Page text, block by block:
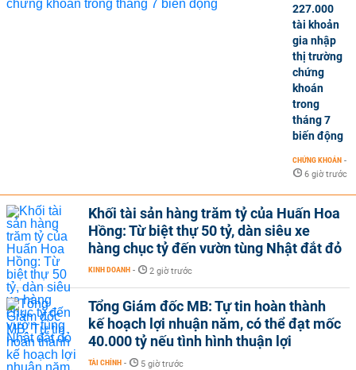
227.000
tài khoản
gia nhập
thị trường
chứng
khoán
trong
tháng 7
biến động
CHỨNG KHOÁN -
6 giờ trước
Khối tài sản hàng trăm tỷ của Huấn Hoa
Hồng: Từ biệt thự 50 tỷ, dàn siêu xe
hàng chục tỷ đến vườn tùng Nhật đắt đỏ
KINH DOANH - 2 giờ trước
Tổng Giám đốc MB: Tự tin hoàn thành
kế hoạch lợi nhuận năm, có thể đạt mốc
40.000 tỷ nếu tình hình thuận lợi
TÀI CHÍNH - 5 giờ trước